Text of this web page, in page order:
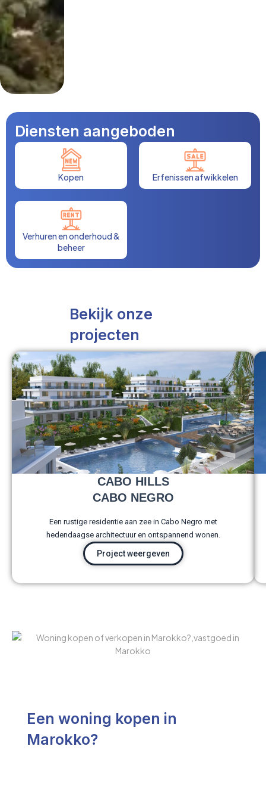
Diensten aangeboden
Kopen Erfenissen afwikkelen
Verhuren en onderhoud &
beheer
Bekijk onze
projecten
CABO HILLS
CABO NEGRO
Een rustige residentie aan zee in Cabo Negro met
hedendaagse architectuur en ontspannend wonen.
Project weergeven
Een woning kopen in
Marokko?